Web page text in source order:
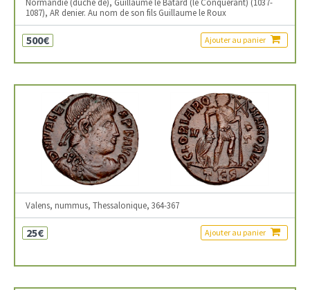
Normandie (duché de), Guillaume le Bâtard (le Conquérant) (1037-
1087), AR denier. Au nom de son fils Guillaume le Roux
500€ Ajouter au panier
Valens, nummus, Thessalonique, 364-367
25€ Ajouter au panier